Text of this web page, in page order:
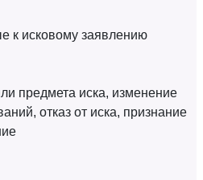
к исковому заявлению
предмета иска, изменение
отказ от иска, признание